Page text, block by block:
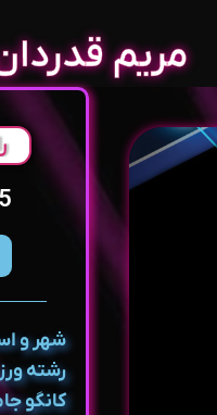
مریم
شهر و
رشته
کانگو